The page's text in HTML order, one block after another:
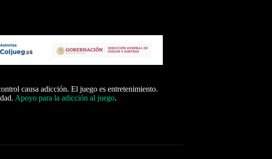
causa adicción. El juego es entretenimiento.
Apoyo para la adicción al juego.